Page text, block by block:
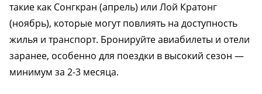
такие как Сонгкран (апрель) или Лой Кратонг
(ноябрь), которые могут повлиять на доступность
жилья и транспорт. Бронируйте авиабилеты и отели
заранее, особенно для поездки в высокий сезон —
минимум за 2-3 месяца.